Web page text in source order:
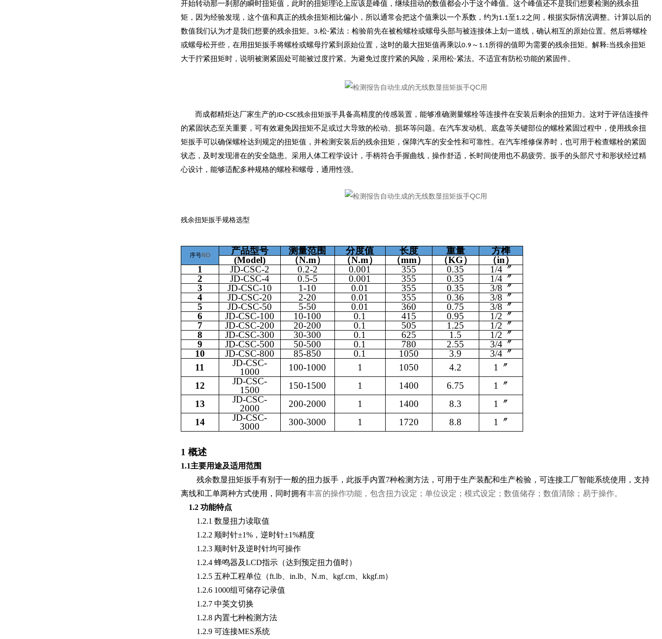
开始转动那一刹那的瞬时扭矩值，此时的扭矩理论上应该是峰值，继续扭动的数值都会小于这个峰值。这个峰值还不是我们想要检测的残余扭
矩，因为经验发现，这个值和真正的残余扭矩相比偏小，所以通常会把这个值乘以一个系数，约为1.1至1.2之间，根据实际情况调整。计算以后的
数值我们认为才是我们想要的残余扭矩。3.松-紧法：检验前先在被检螺栓或螺母头部与被连接体上划一道线，确认相互的原始位置。然后将螺栓
或螺母松开些，在用扭矩扳手将螺栓或螺母拧紧到原始位置，这时的最大扭矩值再乘以0.9～1.1所得的值即为需要的残余扭矩。解释:当残余扭矩
大于拧紧扭矩时，说明被测紧固处可能被过度拧紧。为避免过度拧紧的风险，采用松-紧法。不适宜有防松功能的紧固件。
而成都精炬达厂家生产的JD-CSC残余扭矩扳手具备高精度的传感装置，能够准确测量螺栓等连接件在安装后剩余的扭矩力。这对于评估连接件
的紧固状态至关重要，可有效避免因扭矩不足或过大导致的松动、损坏等问题。在汽车发动机、底盘等关键部位的螺栓紧固过程中，使用残余扭
矩扳手可以确保螺栓达到规定的扭矩值，并检测安装后的残余扭矩，保障汽车的安全性和可靠性。在汽车维修保养时，也可用于检查螺栓的紧固
状态，及时发现潜在的安全隐患。采用人体工程学设计，手柄符合手握曲线，操作舒适，长时间使用也不易疲劳。扳手的头部尺寸和形状经过精
心设计，能够适配多种规格的螺栓和螺母，通用性强。
残余扭矩扳手规格选型
序号NO 产品型号 测量范围 分度值 长度 重量
方榫
(Model)
（N.m） （N.m） （mm） （KG）
（in）
1
JD-CSC-2 0.2-2 0.001 355 0.35
1/4〞
2
JD-CSC-4 0.5-5 0.001 355 0.35
1/4〞
3
JD-CSC-10 1-10 0.01 355 0.35
3/8〞
4
JD-CSC-20 2-20 0.01 355 0.36
3/8〞
5
JD-CSC-50 5-50 0.01 360 0.75
3/8〞
6
JD-CSC-100 10-100 0.1 415 0.95
1/2〞
7
JD-CSC-200 20-200 0.1 505 1.25
1/2〞
8
JD-CSC-300 30-300 0.1 625 1.5
1/2〞
9
JD-CSC-500 50-500 0.1 780 2.55
3/4〞
10
JD-CSC-800 85-850 0.1 1050 3.9
3/4〞
11
JD-CSC-
1000
100-1000 1 1050 4.2
1〞
12
JD-CSC-
1500
150-1500 1 1400 6.75
1〞
13
JD-CSC-
2000
200-2000 1 1400 8.3
1〞
14
JD-CSC-
3000
300-3000 1 1720 8.8 1〞
1 概述
1.1主要用途及适用范围
残余数显扭矩扳手有别于一般的扭力扳手，此扳手内置7种检测方法，可用于生产装配和生产检验，可连接工厂智能系统使用，支持
离线和工单两种方式使用，同时拥有丰富的操作功能，包含扭力设定；单位设定；模式设定；数值储存；数值清除；易于操作。
1.2 功能特点
1.2.1 数显扭力读取值
1.2.2 顺时针±1%，逆时针±1%精度
1.2.3 顺时针及逆时针均可操作
1.2.4 蜂鸣器及LCD指示（达到预定扭力值时）
1.2.5 五种工程单位（ft.lb、 in.lb、 N.m、 kgf.cm、kkgf.m）
1.2.6 1000组可储存记录值
1.2.7 中英文切换
1.2.8 内置七种检测方法
1.2.9 可连接MES系统